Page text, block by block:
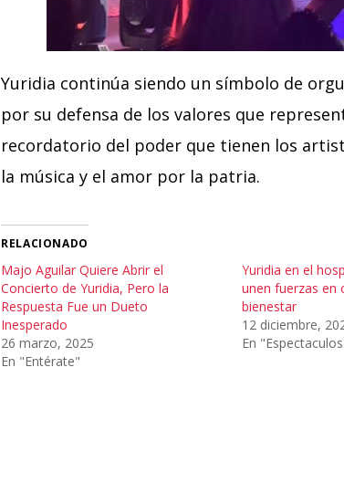
Yuridia continúa siendo un símbolo de
por su defensa de los valores que
recordatorio del poder que tienen los
la música y el amor por la patria.
RELACIONADO
Majo Aguilar Quiere Abrir el
Concierto de Yuridia, Pero la
Respuesta Fue un Dueto
Inesperado
26 marzo, 2025
En "Entérate"
Yuridia en el
unen fuerzas en
bienestar
12 diciembre,
En